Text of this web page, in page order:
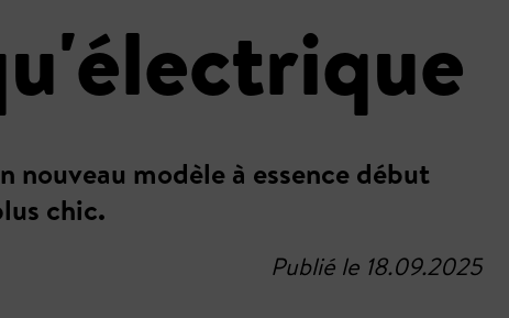
nouveau modèle à essence début
chic.
Publié le 18.09.2025